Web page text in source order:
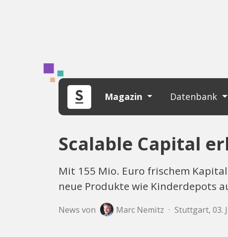
Magazin Datenbank
Scalable Capital
Mit 155 Mio. Euro frischem
neue Produkte wie Kinderdepots
News von Marc Nemitz · Stuttgart, 03.